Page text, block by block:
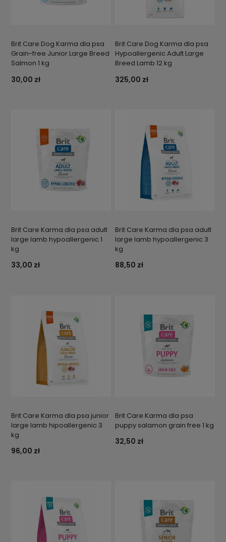
Brit Care Dog Karma dla psa
Grain-free Junior Large Breed
Salmon 1 kg
30,00 zł
Brit Care Dog Karma dla psa
Hypoallergenic Adult Large
Breed Lamb 12 kg
325,00 zł
Brit Care Karma dla psa adult
large lamb hypoallergenic 1
kg
33,00 zł
Brit Care Karma dla psa adult
large lamb hypoallergenic 3
kg
88,50 zł
Brit Care Karma dla psa junior
large lamb hipoallergenic 3
kg
96,00 zł
Brit Care Karma dla psa
puppy salamon grain free 1 kg
32,50 zł